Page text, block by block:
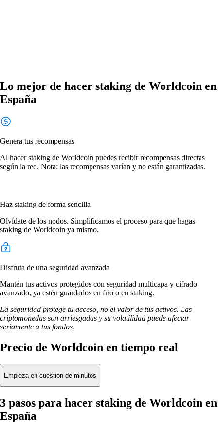
Lo mejor de hacer staking de Worldcoin en
España
Genera tus recompensas
Al hacer staking de Worldcoin puedes recibir recompensas directas
según la red. Nota: las recompensas varían y no están garantizadas.
Haz staking de forma sencilla
Olvídate de los nodos. Simplificamos el proceso para que hagas
staking de Worldcoin ya mismo.
Disfruta de una seguridad avanzada
Mantén tus activos protegidos con seguridad multicapa y cifrado
avanzado, ya estén guardados en frío o en staking.
La seguridad protege tu acceso, no el valor de tus activos. Las
criptomonedas son arriesgadas y su volatilidad puede afectar
seriamente a tus fondos.
Precio de Worldcoin en tiempo real
Empieza en cuestión de minutos
3 pasos para hacer staking de Worldcoin en
España